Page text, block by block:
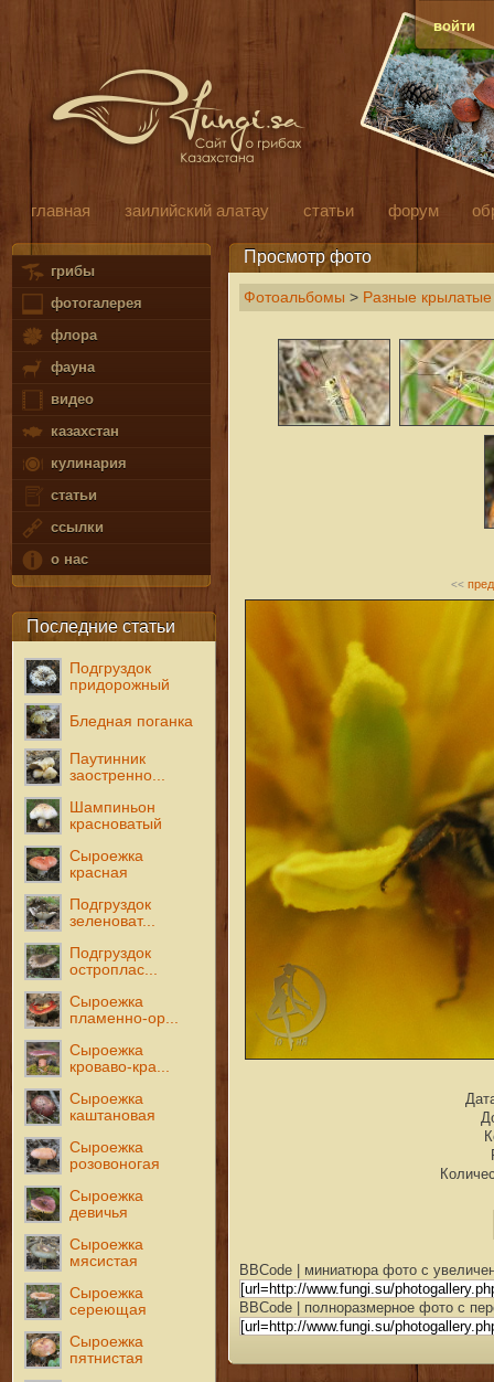
войти
главная заилийский алатау статьи форум
грибы
фотогалерея
флора
фауна
видео
казахстан
кулинария
статьи
ссылки
о нас
Последние статьи
Подгруздок
придорожный
Бледная поганка
Паутинник
заостренно...
Шампиньон
красноватый
Сыроежка
красная
Подгруздок
зеленоват...
Подгруздок
остроплас...
Сыроежка
пламенно-ор...
Сыроежка
кроваво-кра...
Сыроежка
каштановая
Сыроежка
розовоногая
Сыроежка
девичья
Сыроежка
мясистая
Сыроежка
сереющая
Сыроежка
пятнистая
Просмотр фото
Фотоальбомы > Разные
<<
BBCode | миниатюра фото с
BBCode | полноразмерное фото с